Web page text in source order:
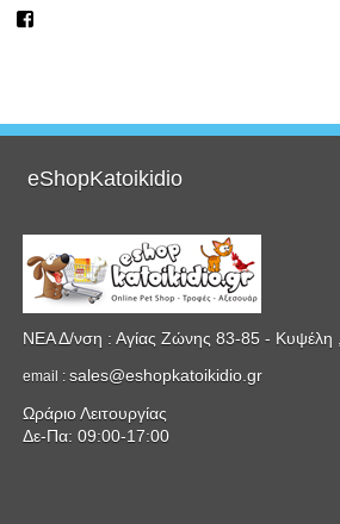
eShopKatoikidio
ΝΕΑ Δ/νση : Αγίας Ζώνης 83-85 - Κυψέλη
email : sales@eshopkatoikidio.gr
Ωράριο Λειτουργίας
Δε-Πα: 09:00-17:00